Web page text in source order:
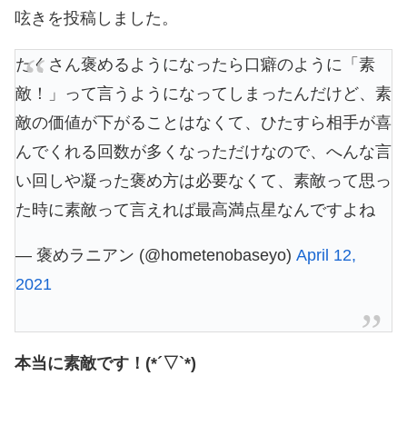
呟きを投稿しました。
たくさん褒めるようになったら口癖のように「素
敵！」って言うようになってしまったんだけど、素
敵の価値が下がることはなくて、ひたすら相手が喜
んでくれる回数が多くなっただけなので、へんな言
い回しや凝った褒め方は必要なくて、素敵って思っ
た時に素敵って言えれば最高満点星なんですよね
— 褒めラニアン (@hometenobaseyo) April 12,
2021
本当に素敵です！(*´▽`*)